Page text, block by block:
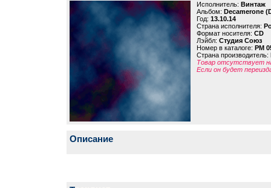
Исполнитель: Винтаж
Альбом: Decamerone
Год: 13.10.14
Страна исполнителя:
Формат носителя: CD
Лэйбл: Студия Союз
Номер в каталоге: PM
Страна производитель:
Товар отсутствует
Если он будет
Описание